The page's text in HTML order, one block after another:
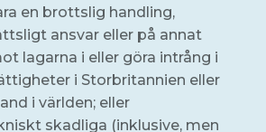
en brottslig handling,
ansvar eller på annat
lagarna i eller göra intrång i
i Storbritannien eller
i världen; eller
skadliga (inklusive, men